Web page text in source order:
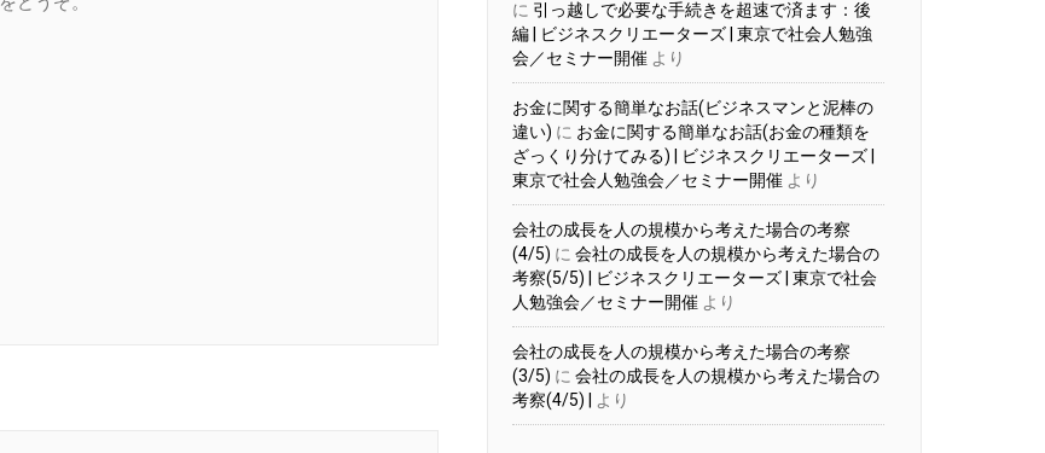
に 引っ越しで必要な手続きを超速で済ます：後
編 | ビジネスクリエーターズ | 東京で社会人勉強
会／セミナー開催 より
お金に関する簡単なお話(ビジネスマンと泥棒の
違い) に お金に関する簡単なお話(お金の種類を
ざっくり分けてみる) | ビジネスクリエーターズ |
東京で社会人勉強会／セミナー開催 より
会社の成長を人の規模から考えた場合の考察
(4/5) に 会社の成長を人の規模から考えた場合の
考察(5/5) | ビジネスクリエーターズ | 東京で社会
人勉強会／セミナー開催 より
会社の成長を人の規模から考えた場合の考察
(3/5) に 会社の成長を人の規模から考えた場合の
考察(4/5) |
より